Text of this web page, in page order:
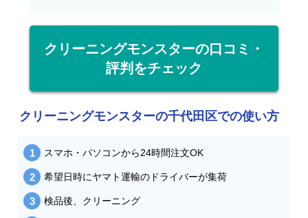
クリーニングモンスターの口コミ・
評判をチェック
クリーニングモンスターの千代田区での使い方
スマホ・パソコンから24時間注文OK
希望日時にヤマト運輸のドライバーが集荷
検品後、クリーニング